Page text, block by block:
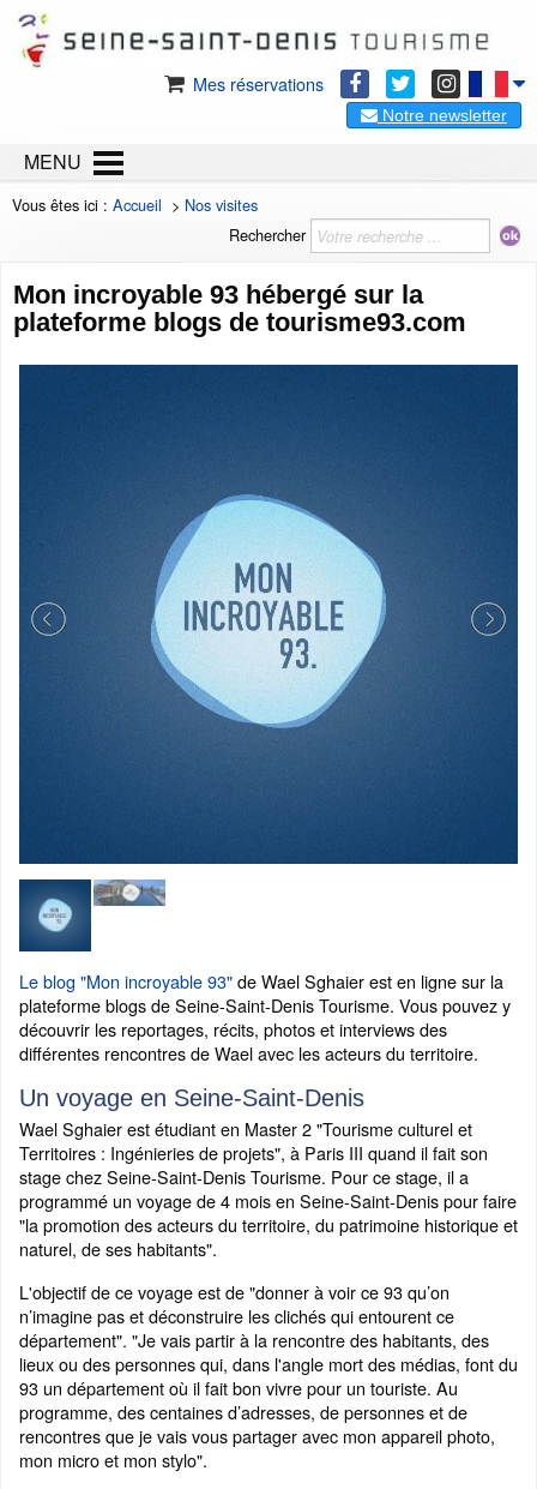
Mes réservations
Notre newsletter
MENU
Vous êtes ici : Accueil > Nos visites
Rechercher
Mon incroyable 93 hébergé sur la
plateforme blogs de tourisme93.com
Le blog "Mon incroyable 93"de Wael Sghaier est en ligne sur la
plateforme blogs de Seine-Saint-Denis Tourisme. Vous pouvez y
découvrir les reportages, récits, photos et interviews des
différentes rencontres de Wael avec les acteurs du territoire.
Un voyage en Seine-Saint-Denis
Wael Sghaier est étudiant en Master 2 "Tourisme culturel et
Territoires : Ingénieries de projets", à Paris III quand il fait son
stage chez Seine-Saint-Denis Tourisme. Pour ce stage, il a
programmé un voyage de 4 mois en Seine-Saint-Denis pour faire
"la promotion des acteurs du territoire, du patrimoine historique et
naturel, de ses habitants".
L'objectif de ce voyage est de "donner à voir ce 93 qu’on
n’imagine pas et déconstruire les clichés qui entourent ce
département". "Je vais partir à la rencontre des habitants, des
lieux ou des personnes qui, dans l'angle mort des médias, font du
93 un département où il fait bon vivre pour un touriste. Au
programme, des centaines d’adresses, de personnes et de
rencontres que je vais vous partager avec mon appareil photo,
mon micro et mon stylo".